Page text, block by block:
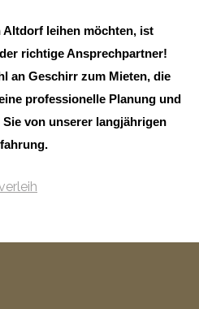
Altdorf leihen möchten, ist
richtige Ansprechpartner!
an Geschirr zum Mieten, die
professionelle Planung und
von unserer langjährigen